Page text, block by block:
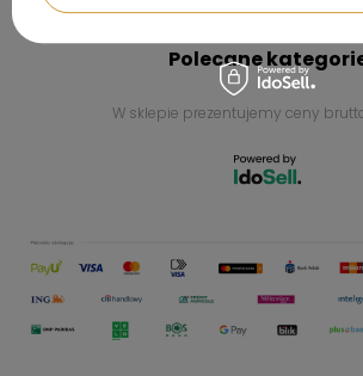
Polecane
W sklepie prezentujemy ceny